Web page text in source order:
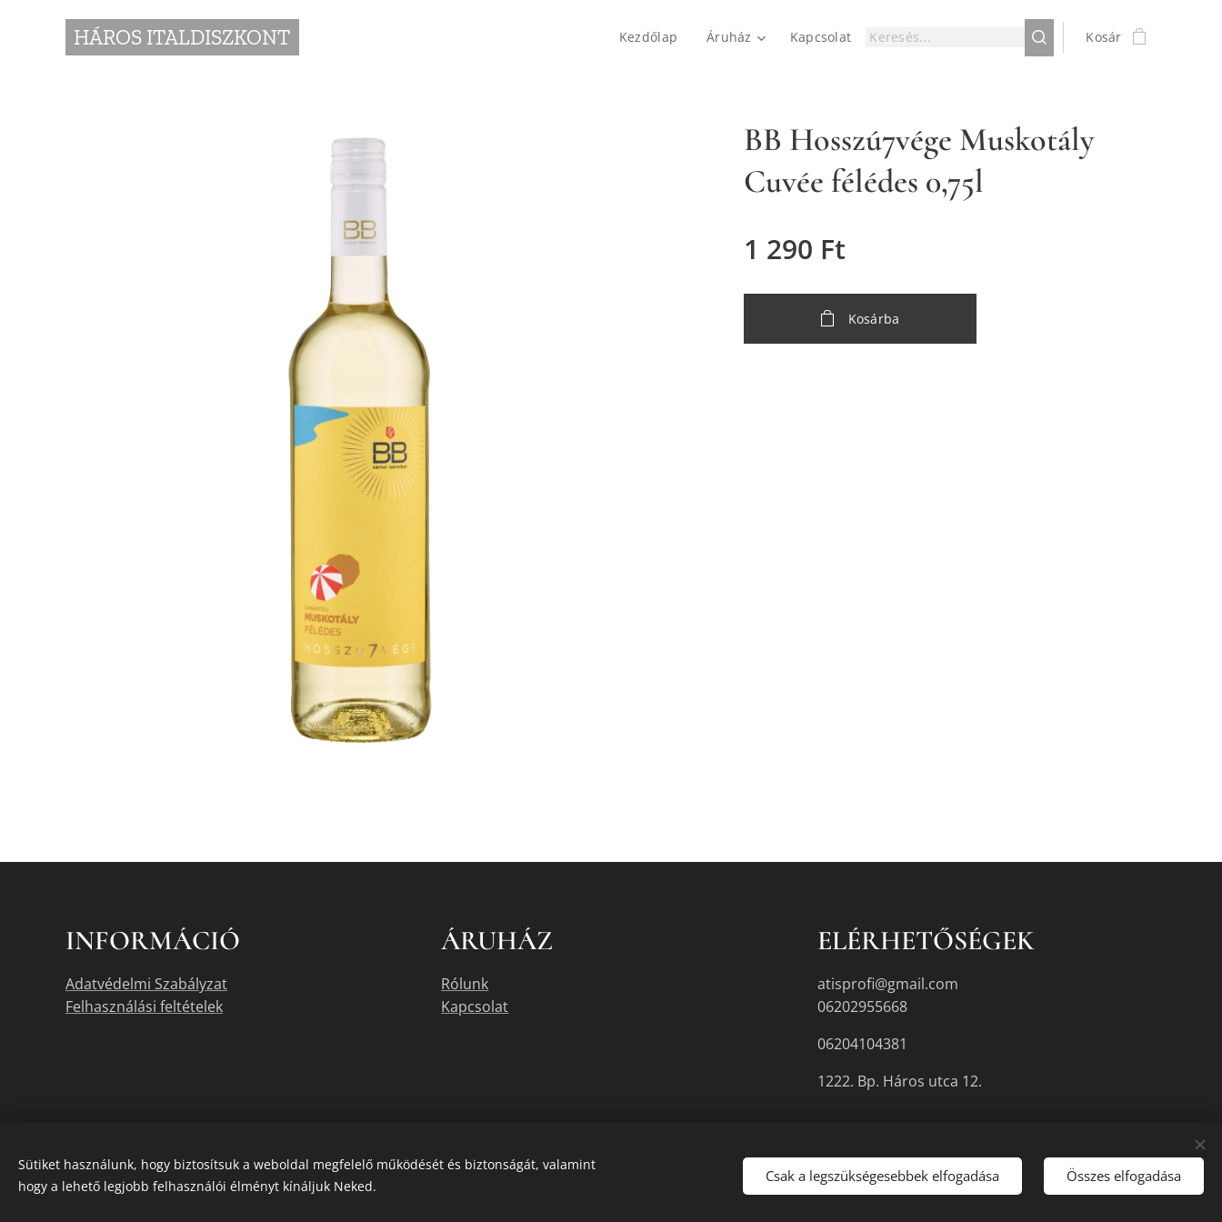
HÁROS ITALDISZKONT Kezdőlap Áruház Kapcsolat Kosár
BB Hosszú7vége Muskotály
Cuvée félédes 0,75l
1 290 Ft
Kosárba
INFORMÁCIÓ
Adatvédelmi Szabályzat
Felhasználási feltételek
ÁRUHÁZ
Rólunk
Kapcsolat
ELÉRHETŐSÉGEK
atisprofi@gmail.com
06202955668
06204104381
1222. Bp. Háros utca 12.
A termékek aktuális készletéről érdeklődjön az üzletben, vagy a megadott elérhetőségek egyikén. Sütik
Sütiket használunk, hogy biztosítsuk a weboldal megfelelő működését és biztonságát, valamint
hogy a lehető legjobb felhasználói élményt kínáljuk Neked.
Csak a legszükségesebbek elfogadása Összes elfogadása